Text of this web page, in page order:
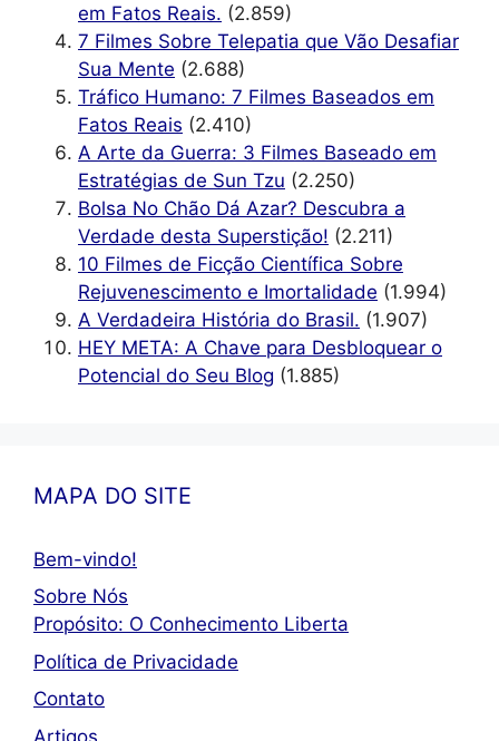
em Fatos Reais. (2.859)
7 Filmes Sobre Telepatia que Vão Desafiar
Sua Mente (2.688)
Tráfico Humano: 7 Filmes Baseados em
Fatos Reais (2.410)
A Arte da Guerra: 3 Filmes Baseado em
Estratégias de Sun Tzu (2.250)
Bolsa No Chão Dá Azar? Descubra a
Verdade desta Superstição! (2.211)
10 Filmes de Ficção Científica Sobre
Rejuvenescimento e Imortalidade (1.994)
A Verdadeira História do Brasil. (1.907)
HEY META: A Chave para Desbloquear o
Potencial do Seu Blog (1.885)
MAPA DO SITE
Bem-vindo!
Sobre Nós
Propósito: O Conhecimento Liberta
Política de Privacidade
Contato
Artigos